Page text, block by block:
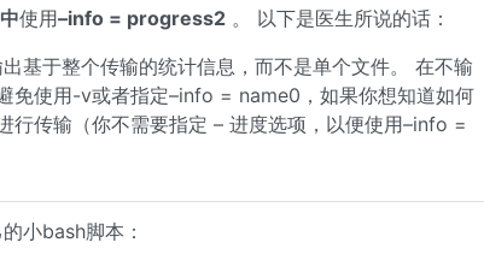
使用–info = progress2 。 以下是医生所说的话：
基于整个传输的统计信息，而不是单个文件。 在不输
免使用-v或者指定–info = name0，如果你想知道如何
行传输（你不需要指定 – 进度选项，以便使用–info =
小bash脚本：